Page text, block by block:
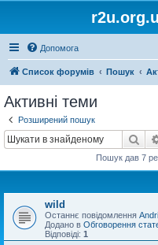
Допомога
Список форумів Пошук
Активні теми
Розширений пошук
Пошук дав 7
wild
Останнє повідомлення
Додано в Обговорення
Відповіді: 1